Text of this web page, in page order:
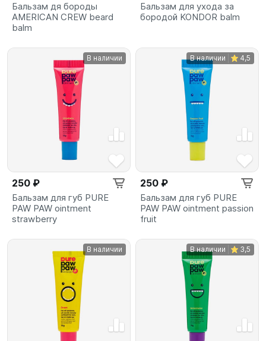
Бальзам дя бороды
AMERICAN CREW beard
balm
Бальзам для ухода за
бородой KONDOR balm
В наличии
250 ₽
Бальзам для губ PURE
PAW PAW ointment
strawberry
В наличии 4,5
250 ₽
Бальзам для губ PURE
PAW PAW ointment passion
fruit
В наличии В наличии 3,5